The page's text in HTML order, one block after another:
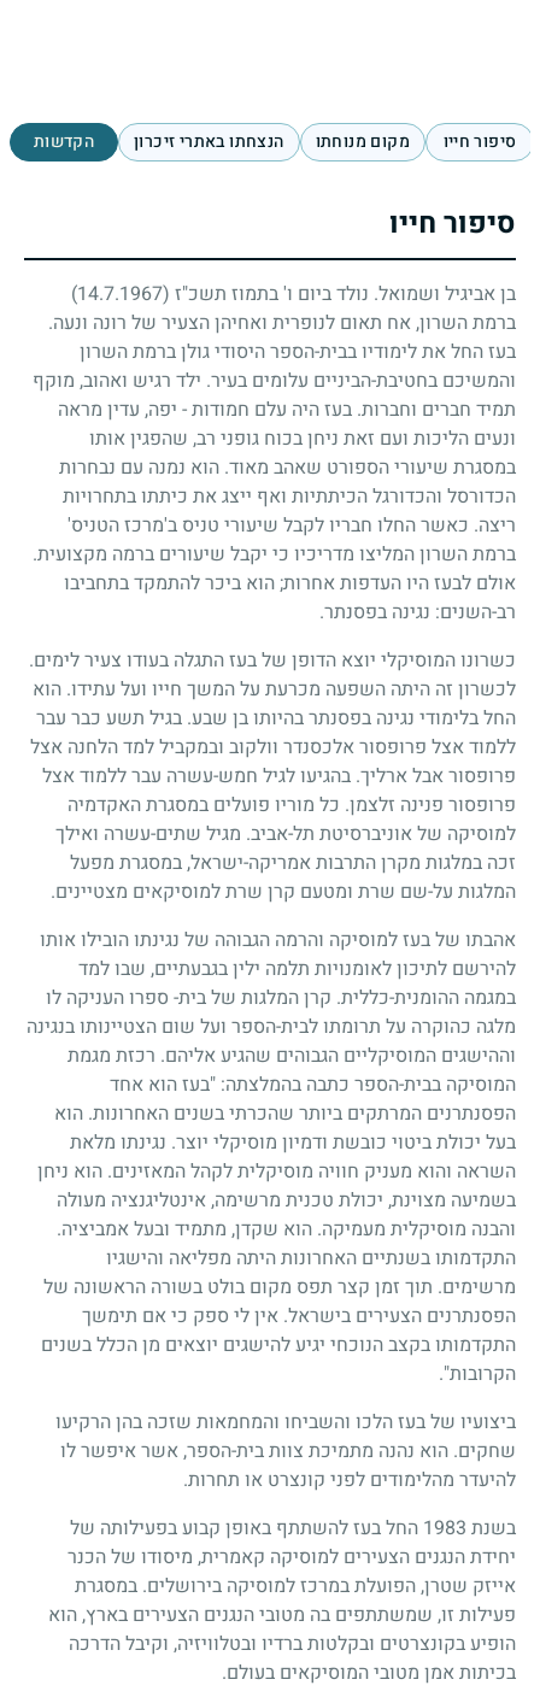
סיפור חייו מקום מנוחתו הנצחתו באתרי זיכרון הקדשות
סיפור חייו
בן אביגיל ושמואל. נולד ביום ו' בתמוז תשכ"ז (14.7.1967)
ברמת השרון, אח תאום לנופרית ואחיהן הצעיר של רונה ונעה.
בעז החל את לימודיו בבית-הספר היסודי גולן ברמת השרון
והמשיכם בחטיבת-הביניים עלומים בעיר. ילד רגיש ואהוב, מוקף
תמיד חברים וחברות. בעז היה עלם חמודות - יפה, עדין מראה
ונעים הליכות ועם זאת ניחן בכוח גופני רב, שהפגין אותו
במסגרת שיעורי הספורט שאהב מאוד. הוא נמנה עם נבחרות
הכדורסל והכדורגל הכיתתיות ואף ייצג את כיתתו בתחרויות
ריצה. כאשר החלו חבריו לקבל שיעורי טניס ב'מרכז הטניס'
ברמת השרון המליצו מדריכיו כי יקבל שיעורים ברמה מקצועית.
אולם לבעז היו העדפות אחרות;הוא ביכר להתמקד בתחביבו
רב-השנים: נגינה בפסנתר.
כשרונו המוסיקלי יוצא הדופן של בעז התגלה בעודו צעיר לימים.
לכשרון זה היתה השפעה מכרעת על המשך חייו ועל עתידו. הוא
החל בלימודי נגינה בפסנתר בהיותו בן שבע. בגיל תשע כבר עבר
ללמוד אצל פרופסור אלכסנדר וולקוב ובמקביל למד הלחנה אצל
פרופסור אבל ארליך. בהגיעו לגיל חמש-עשרה עבר ללמוד אצל
פרופסור פנינה זלצמן. כל מוריו פועלים במסגרת האקדמיה
למוסיקה של אוניברסיטת תל-אביב. מגיל שתים-עשרה ואילך
זכה במלגות מקרן התרבות אמריקה-ישראל, במסגרת מפעל
המלגות על-שם שרת ומטעם קרן שרת למוסיקאים מצטיינים.
אהבתו של בעז למוסיקה והרמה הגבוהה של נגינתו הובילו אותו
להירשם לתיכון לאומנויות תלמה ילין בגבעתיים, שבו למד
במגמה ההומנית-כללית. קרן המלגות של בית- ספרו העניקה לו
מלגה כהוקרה על תרומתו לבית-הספר ועל שום הצטיינותו בנגינה
וההישגים המוסיקליים הגבוהים שהגיע אליהם. רכזת מגמת
המוסיקה בבית-הספר כתבה בהמלצתה: "בעז הוא אחד
הפסנתרנים המרתקים ביותר שהכרתי בשנים האחרונות. הוא
בעל יכולת ביטוי כובשת ודמיון מוסיקלי יוצר. נגינתו מלאת
השראה והוא מעניק חוויה מוסיקלית לקהל המאזינים. הוא ניחן
בשמיעה מצוינת, יכולת טכנית מרשימה, אינטליגנציה מעולה
והבנה מוסיקלית מעמיקה. הוא שקדן, מתמיד ובעל אמביציה.
התקדמותו בשנתיים האחרונות היתה מפליאה והישגיו
מרשימים. תוך זמן קצר תפס מקום בולט בשורה הראשונה של
הפסנתרנים הצעירים בישראל. אין לי ספק כי אם תימשך
התקדמותו בקצב הנוכחי יגיע להישגים יוצאים מן הכלל בשנים
הקרובות".
ביצועיו של בעז הלכו והשביחו והמחמאות שזכה בהן הרקיעו
שחקים. הוא נהנה מתמיכת צוות בית-הספר, אשר איפשר לו
להיעדר מהלימודים לפני קונצרט או תחרות.
בשנת 1983 החל בעז להשתתף באופן קבוע בפעילותה של
יחידת הנגנים הצעירים למוסיקה קאמרית, מיסודו של הכנר
אייזק שטרן, הפועלת במרכז למוסיקה בירושלים. במסגרת
פעילות זו, שמשתתפים בה מטובי הנגנים הצעירים בארץ, הוא
הופיע בקונצרטים ובקלטות ברדיו ובטלוויזיה, וקיבל הדרכה
בכיתות אמן מטובי המוסיקאים בעולם.